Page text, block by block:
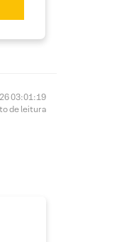
03:01:19
de leitura